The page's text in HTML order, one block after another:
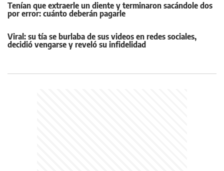
Tenían que extraerle un diente y terminaron sacándole dos
por error: cuánto deberán pagarle
Viral: su tía se burlaba de sus videos en redes sociales,
decidió vengarse y reveló su infidelidad